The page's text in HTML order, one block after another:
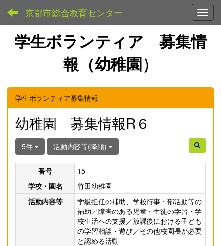
京都市総合教育センター
学生ボランティア 募集情
報（幼稚園）
学生ボランティア募集情報
幼稚園 募集情報R６
5件 活動内容等(降順)
番号
15
学校・園名
竹田幼稚園
活動内容等
学級担任の補助、学校行事・部活動等の
補助／障害のある児童・生徒の学習・学
校生活への支援／放課後における子ども
の学習相談・遊び／その他校園長が必要
と認める活動